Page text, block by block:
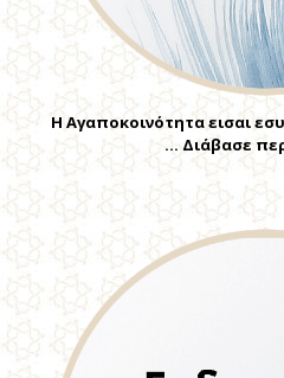
Η Αγαποκοινότητα εισαι
… Διάβασε